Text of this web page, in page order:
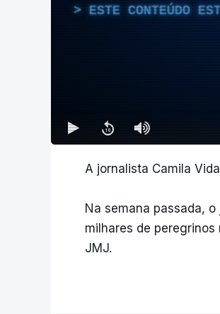
ESTE CONTEÚDO
A jornalista Camila
Na semana passada,
milhares de
JMJ.